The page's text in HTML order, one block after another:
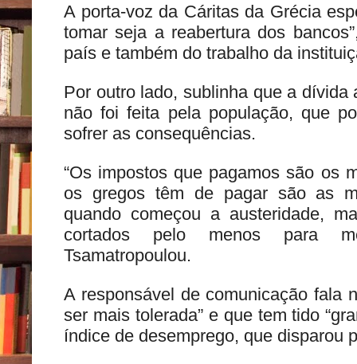
A porta-voz da Cáritas da Grécia
tomar seja a reabertura dos
país e também do trabalho da
Por outro lado, sublinha que a dívida
não foi feita pela população, que
sofrer as consequências.
“Os impostos que pagamos são os
os gregos têm de pagar são as
quando começou a austeridade,
cortados pelo menos para
Tsamatropoulou.
A responsável de comunicação fala
ser mais tolerada” e que tem tido
índice de desemprego, que disparou